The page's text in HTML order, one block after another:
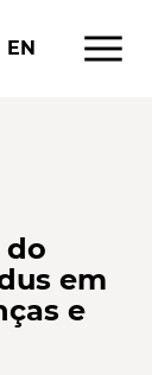
EN menu
do
em
e